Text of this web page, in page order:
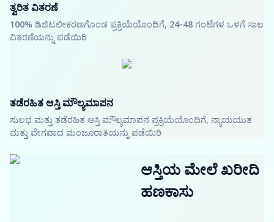
ತ್ವರಿತ ವಿತರಣೆ
100% ಡಿಜಿಟಲೀಕರಣಗೊಂಡ ಪ್ರಕ್ರಿಯೆಯೊಂದಿಗೆ, 24-48 ಗಂಟೆಗಳ ಒಳಗೆ ಸಾಲ
ವಿತರಣೆಯನ್ನು ಪಡೆಯಿರಿ
ತಡೆರಹಿತ ಆಸ್ತಿ ಮೌಲ್ಯಮಾಪನ
ಸುಲಭ ಮತ್ತು ತಡೆರಹಿತ ಆಸ್ತಿ ಮೌಲ್ಯಮಾಪನ ಪ್ರಕ್ರಿಯೆಯೊಂದಿಗೆ, ನ್ಯಾಯಯುತ
ಮತ್ತು ವೇಗವಾದ ಮಂಜೂರಾತಿಯನ್ನು ಪಡೆಯಿರಿ
ಆಸ್ತಿಯ ಮೇಲೆ ಖರೀದಿ
ಹಣಕಾಸು